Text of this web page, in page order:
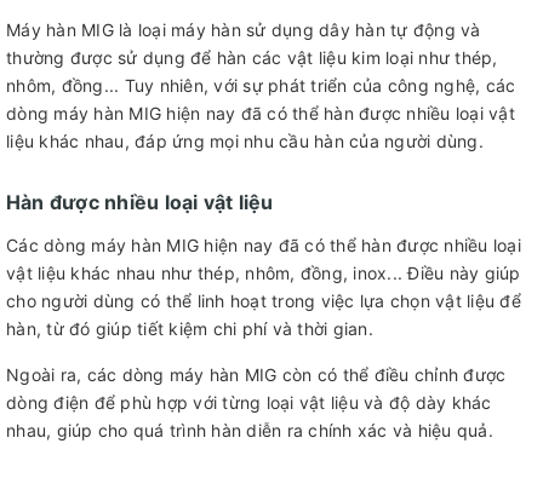
Máy hàn MIG là loại máy hàn sử dụng dây hàn tự động và
thường được sử dụng để hàn các vật liệu kim loại như thép,
nhôm, đồng... Tuy nhiên, với sự phát triển của công nghệ, các
dòng máy hàn MIG hiện nay đã có thể hàn được nhiều loại vật
liệu khác nhau, đáp ứng mọi nhu cầu hàn của người dùng.
Hàn được nhiều loại vật liệu
Các dòng máy hàn MIG hiện nay đã có thể hàn được nhiều loại
vật liệu khác nhau như thép, nhôm, đồng, inox... Điều này giúp
cho người dùng có thể linh hoạt trong việc lựa chọn vật liệu để
hàn, từ đó giúp tiết kiệm chi phí và thời gian.
Ngoài ra, các dòng máy hàn MIG còn có thể điều chỉnh được
dòng điện để phù hợp với từng loại vật liệu và độ dày khác
nhau, giúp cho quá trình hàn diễn ra chính xác và hiệu quả.